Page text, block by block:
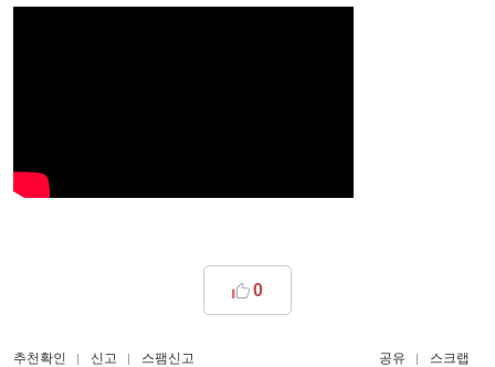
0
추천확인 신고 스팸신고 공유 스크랩